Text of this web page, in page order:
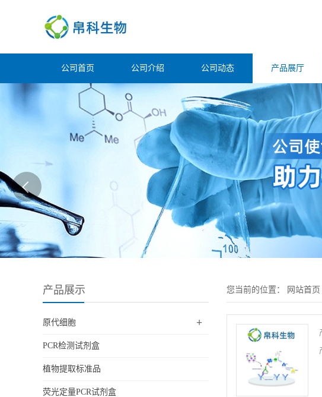
公司首页 公司介绍 公司动态 产品展厅
产品展示
原代细胞 +
PCR检测试剂盒
植物提取标准品
荧光定量PCR试剂盒
您当前的位置： 网站首页